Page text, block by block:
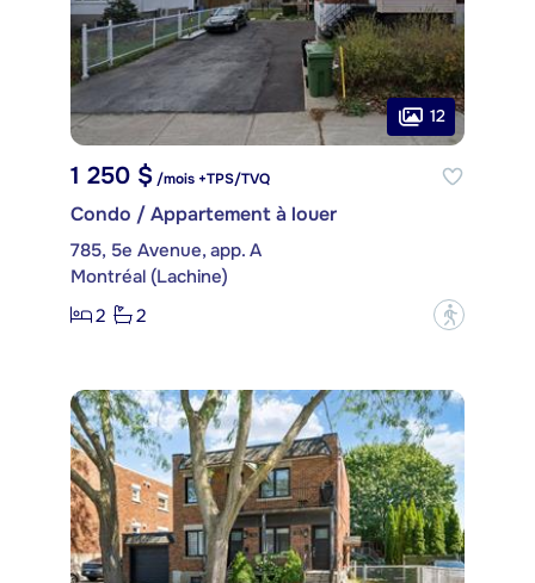
12
1 250 $/mois +TPS/TVQ
Condo / Appartement à louer
785, 5e Avenue, app. A
Montréal (Lachine)
2
2 ?